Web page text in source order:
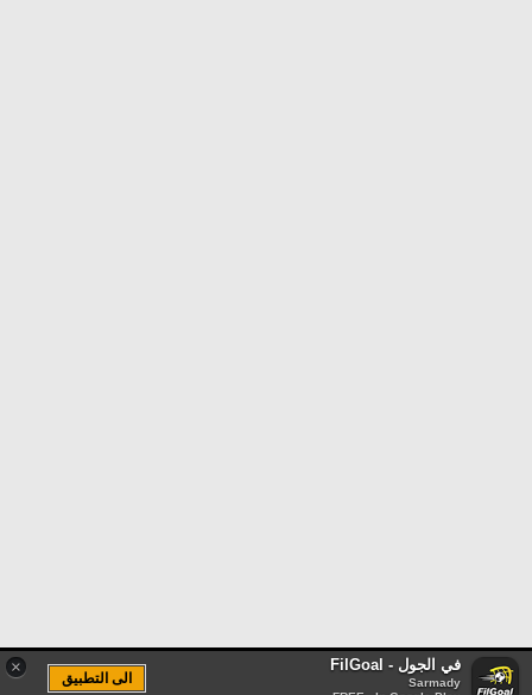
× في الجول - FilGoal
Sarmady
الى التطبيق